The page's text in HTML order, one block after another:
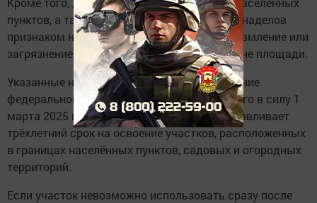
пунктов, а также для садовых и огородных наделов
признаком неиспользования является захламление или
загрязнение отходами более чем на половине площади.
Указанные нормы разработаны во исполнение
федерального закона № 307-ФЗ, вступившего в силу 1
марта 2025 года. Закон, в частности, устанавливает
трёхлетний срок на освоение участков, расположенных
в границах населённых пунктов, садовых и огородных
территорий.
Если участок невозможно использовать сразу после